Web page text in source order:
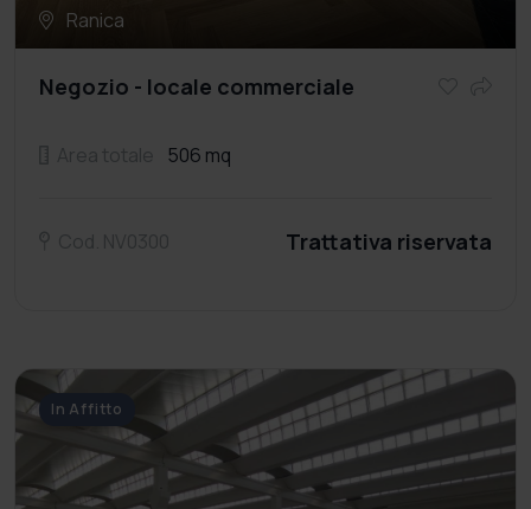
Ranica
Negozio - locale commerciale
506 mq
Trattativa riservata
In Affitto